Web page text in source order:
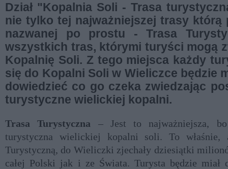
Dział "Kopalnia Soli - Trasa
nie tylko tej najważniejszej trasy którą
nazwanej po prostu - Trasa
wszystkich tras, którymi turyści mogą
Kopalnię Soli. Z tego miejsca każdy
się do Kopalni Soli w Wieliczce będzie
dowiedzieć co go czeka zwiedzając
turystyczne wielickiej kopalni.
Trasa Turystyczna – Jest to najważniejsza,
turystyczna wielickiej kopalni soli. To właśnie,
Turystyczną, do Wieliczki zjechały dziesiątki
całej Polski jak i ze Świata. Turysta będzie miał